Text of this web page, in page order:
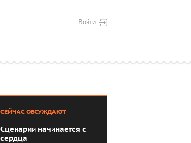
Войти
СЕЙЧАС ОБСУЖДАЮТ
Сценарий начинается с
сердца